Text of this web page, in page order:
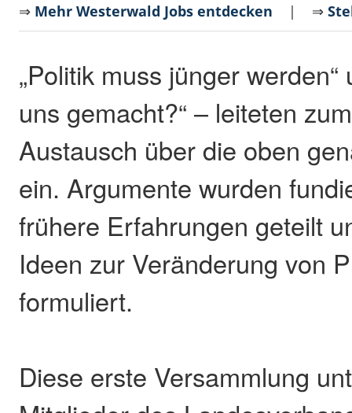
⇒ Mehr Westerwald Jobs entdecken | ⇒
„Politik muss jünger werden“
uns gemacht?“ – leiteten
Austausch über die oben
ein. Argumente wurden
frühere Erfahrungen geteilt
Ideen zur Veränderung von
formuliert.
Diese erste Versammlung